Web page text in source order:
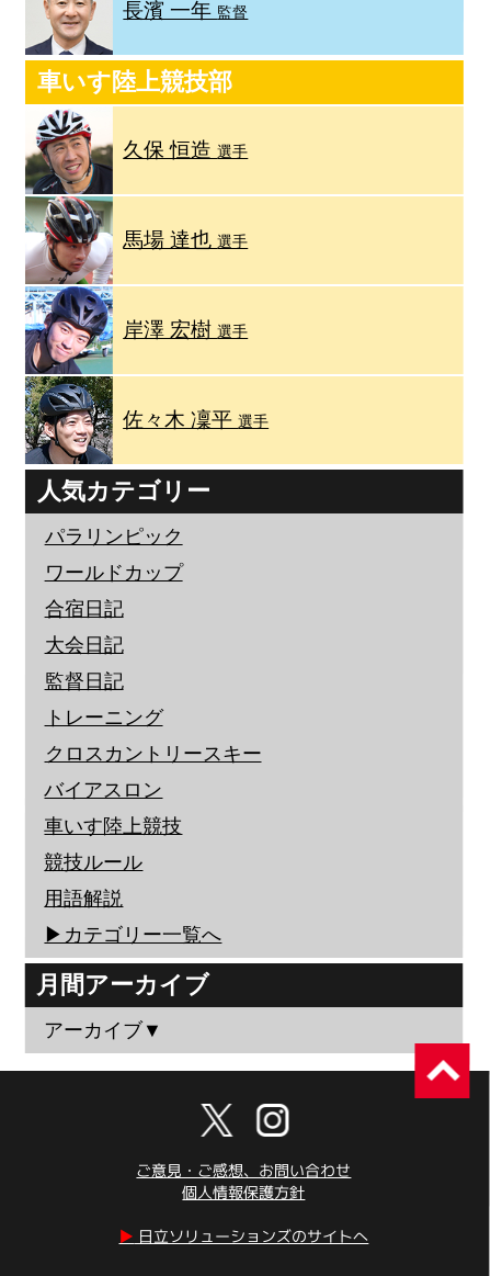
長濱 一年 監督
車いす陸上競技部
久保 恒造選手
馬場 達也選手
岸澤 宏樹選手
佐々木 凜平選手
人気カテゴリー
パラリンピック
ワールドカップ
合宿日記
大会日記
監督日記
トレーニング
クロスカントリースキー
バイアスロン
車いす陸上競技
競技ルール
用語解説
▶︎カテゴリー一覧へ
月間アーカイブ
アーカイブ▼
ご意見・ご感想、お問い合わせ
個人情報保護方針
▶︎ 日立ソリューションズのサイトへ